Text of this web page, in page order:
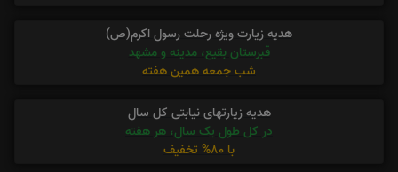
هدیه زیارت ویژه رحلت رسول اکرم(ص)
قبرستان بقیع، مدینه و مشهد
شب جمعه همین هفته
هدیه زیارتهای نیابتی کل سال
در کل طول یک سال، هر هفته
با 80% تخفیف